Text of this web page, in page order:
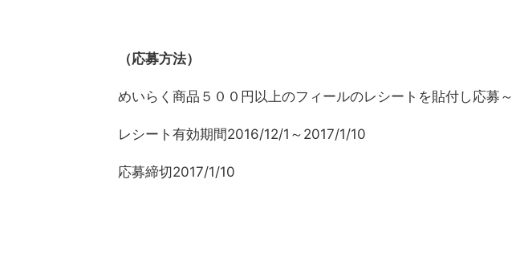
（応募方法）
めいらく商品５００円以上のフィールのレシートを貼付し応募～
レシート有効期間2016/12/1～2017/1/10
応募締切2017/1/10